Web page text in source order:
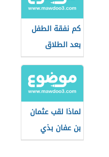
كم نفقة الطفل
بعد الطلاق
لماذا لقب عثمان
بن عفان بذي
النورين